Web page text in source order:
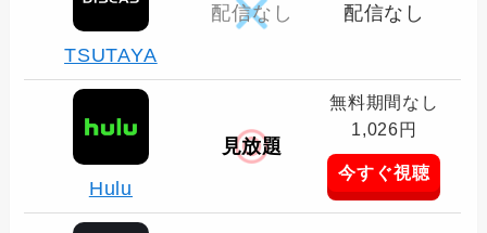
TSUTAYA
配信なし 配信なし
Hulu
見放題
無料期間なし
1,026円
今すぐ視聴